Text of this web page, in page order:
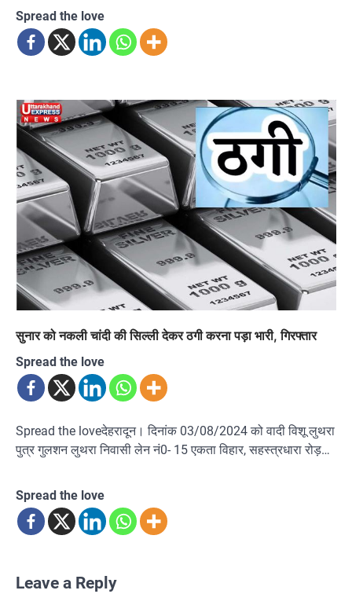
Spread the love
सुनार को नकली चांदी की सिल्ली देकर ठगी करना पड़ा भारी, गिरफ्तार
Spread the love
Spread the loveदेहरादून। दिनांक 03/08/2024 को वादी विशू लुथरा
पुत्र गुलशन लुथरा निवासी लेन नं0- 15 एकता विहार, सहस्त्रधारा रोड़…
Spread the love
Leave a Reply